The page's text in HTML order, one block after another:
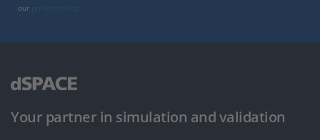
our
Your partner in simulation and validation